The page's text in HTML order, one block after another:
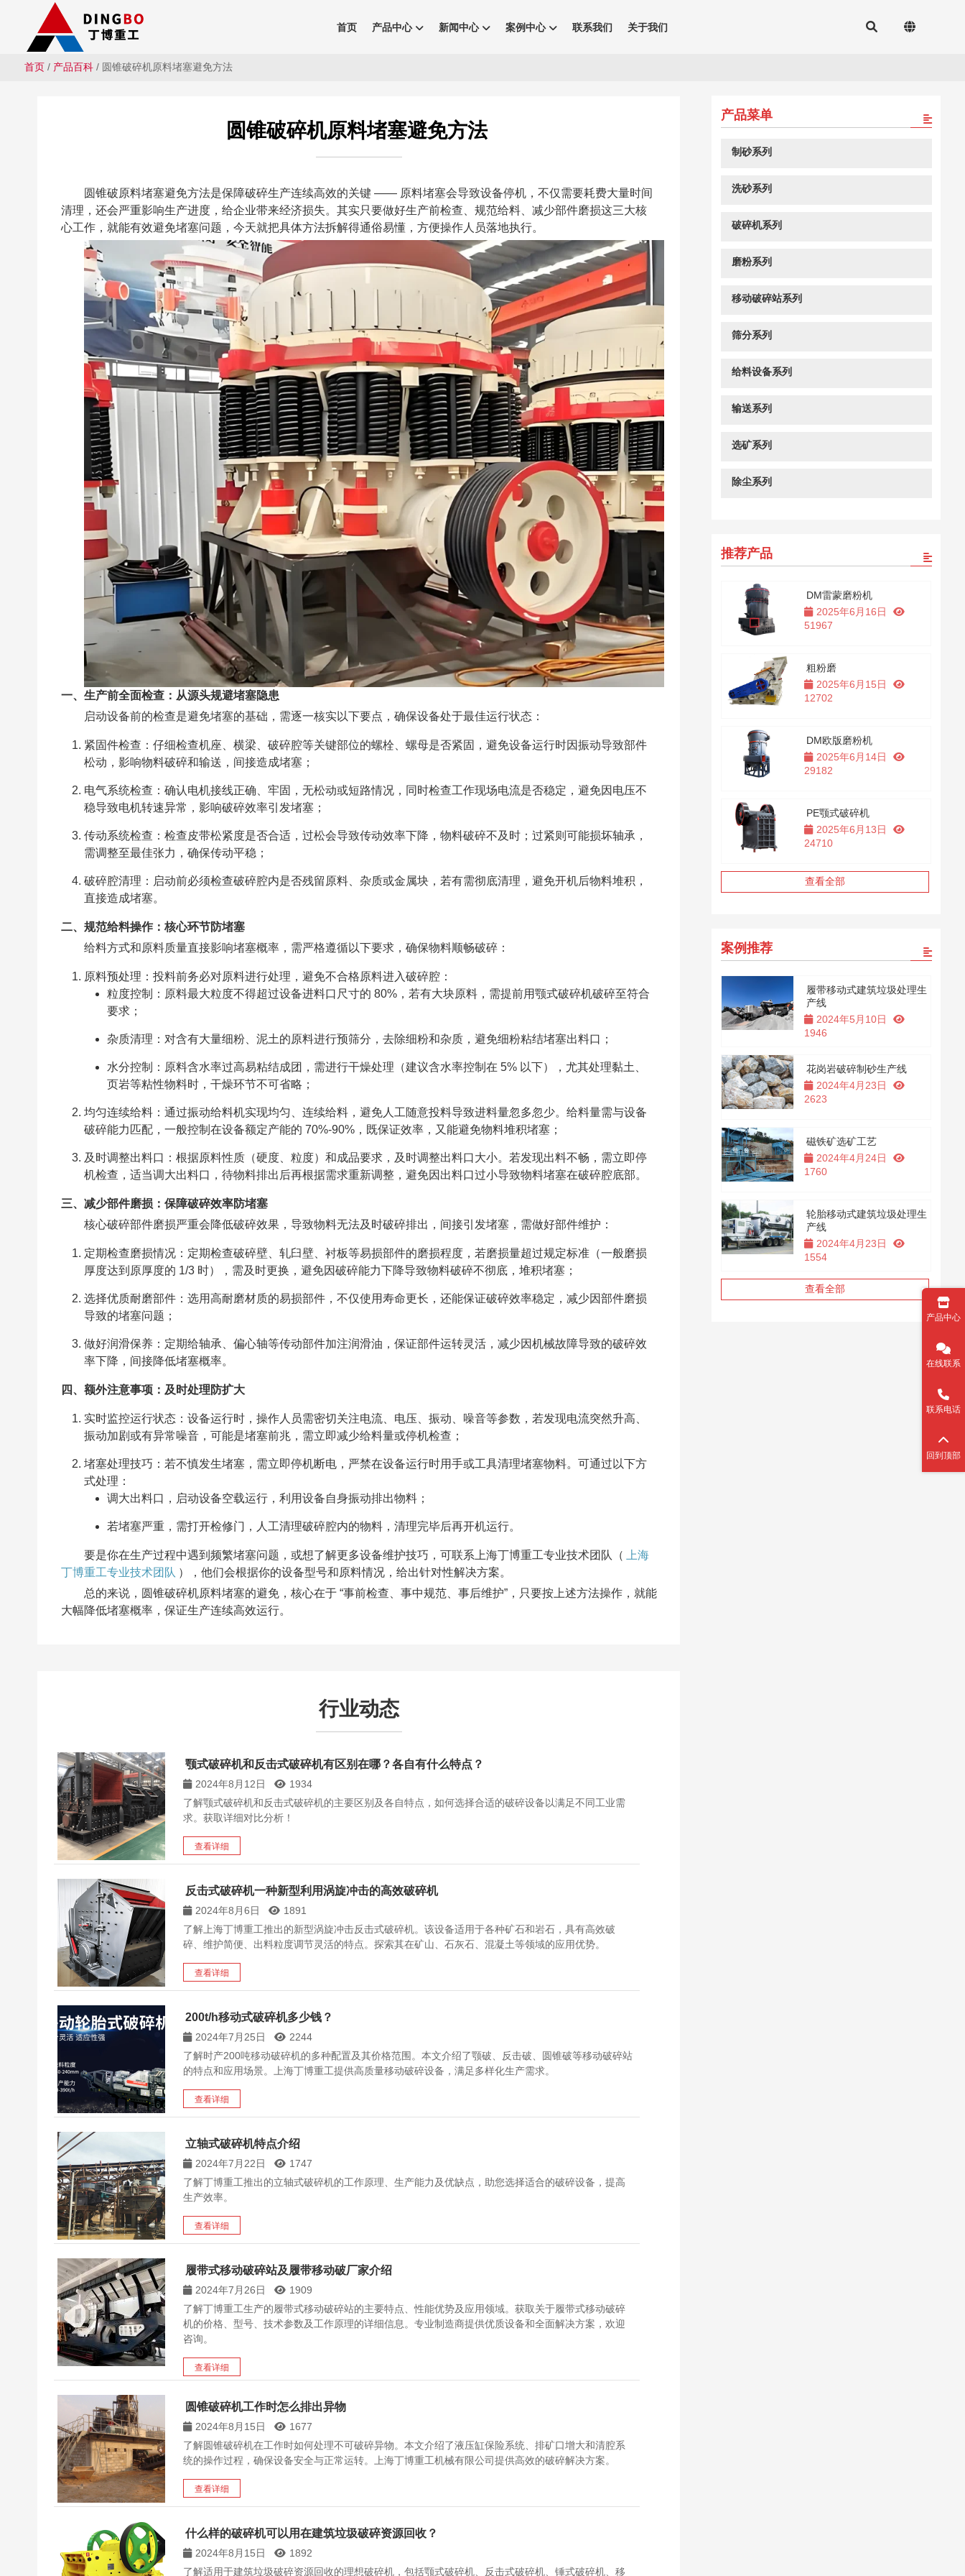
首页 产品中心 新闻中心 案例中心 联系我们 关于我们
首页/ 产品百科/ 圆锥破碎机原料堵塞避免方法
圆锥破碎机原料堵塞避免方法
圆锥破原料堵塞避免方法是保障破碎生产连续高效的关键 —— 原料堵塞会导致设备停机，不仅需要耗费大量时间
清理，还会严重影响生产进度，给企业带来经济损失。其实只要做好生产前检查、规范给料、减少部件磨损这三大核
心工作，就能有效避免堵塞问题，今天就把具体方法拆解得通俗易懂，方便操作人员落地执行。
一、生产前全面检查：从源头规避堵塞隐患
启动设备前的检查是避免堵塞的基础，需逐一核实以下要点，确保设备处于最佳运行状态：
紧固件检查：仔细检查机座、横梁、破碎腔等关键部位的螺栓、螺母是否紧固，避免设备运行时因振动导致部件
松动，影响物料破碎和输送，间接造成堵塞；
电气系统检查：确认电机接线正确、牢固，无松动或短路情况，同时检查工作现场电流是否稳定，避免因电压不
稳导致电机转速异常，影响破碎效率引发堵塞；
传动系统检查：检查皮带松紧度是否合适，过松会导致传动效率下降，物料破碎不及时；过紧则可能损坏轴承，
需调整至最佳张力，确保传动平稳；
破碎腔清理：启动前必须检查破碎腔内是否残留原料、杂质或金属块，若有需彻底清理，避免开机后物料堆积，
直接造成堵塞。
二、规范给料操作：核心环节防堵塞
给料方式和原料质量直接影响堵塞概率，需严格遵循以下要求，确保物料顺畅破碎：
原料预处理：投料前务必对原料进行处理，避免不合格原料进入破碎腔：
粒度控制：原料最大粒度不得超过设备进料口尺寸的 80%，若有大块原料，需提前用颚式破碎机破碎至符合
要求；
杂质清理：对含有大量细粉、泥土的原料进行预筛分，去除细粉和杂质，避免细粉粘结堵塞出料口；
水分控制：原料含水率过高易粘结成团，需进行干燥处理（建议含水率控制在 5% 以下），尤其处理黏土、
页岩等粘性物料时，干燥环节不可省略；
均匀连续给料：通过振动给料机实现均匀、连续给料，避免人工随意投料导致进料量忽多忽少。给料量需与设备
破碎能力匹配，一般控制在设备额定产能的 70%-90%，既保证效率，又能避免物料堆积堵塞；
及时调整出料口：根据原料性质（硬度、粒度）和成品要求，及时调整出料口大小。若发现出料不畅，需立即停
机检查，适当调大出料口，待物料排出后再根据需求重新调整，避免因出料口过小导致物料堵塞在破碎腔底部。
三、减少部件磨损：保障破碎效率防堵塞
核心破碎部件磨损严重会降低破碎效果，导致物料无法及时破碎排出，间接引发堵塞，需做好部件维护：
定期检查磨损情况：定期检查破碎壁、轧臼壁、衬板等易损部件的磨损程度，若磨损量超过规定标准（一般磨损
厚度达到原厚度的 1/3 时），需及时更换，避免因破碎能力下降导致物料破碎不彻底，堆积堵塞；
选择优质耐磨部件：选用高耐磨材质的易损部件，不仅使用寿命更长，还能保证破碎效率稳定，减少因部件磨损
导致的堵塞问题；
做好润滑保养：定期给轴承、偏心轴等传动部件加注润滑油，保证部件运转灵活，减少因机械故障导致的破碎效
率下降，间接降低堵塞概率。
四、额外注意事项：及时处理防扩大
实时监控运行状态：设备运行时，操作人员需密切关注电流、电压、振动、噪音等参数，若发现电流突然升高、
振动加剧或有异常噪音，可能是堵塞前兆，需立即减少给料量或停机检查；
堵塞处理技巧：若不慎发生堵塞，需立即停机断电，严禁在设备运行时用手或工具清理堵塞物料。可通过以下方
式处理：
调大出料口，启动设备空载运行，利用设备自身振动排出物料；
若堵塞严重，需打开检修门，人工清理破碎腔内的物料，清理完毕后再开机运行。
要是你在生产过程中遇到频繁堵塞问题，或想了解更多设备维护技巧，可联系上海丁博重工专业技术团队（
上海
丁博重工专业技术团队 ），他们会根据你的设备型号和原料情况，给出针对性解决方案。
总的来说，圆锥破碎机原料堵塞的避免，核心在于 “事前检查、事中规范、事后维护”，只要按上述方法操作，就能
大幅降低堵塞概率，保证生产连续高效运行。
行业动态
颚式破碎机和反击式破碎机有区别在哪？各自有什么特点？
2024年8月12日
1934
了解颚式破碎机和反击式破碎机的主要区别及各自特点，如何选择合适的破碎设备以满足不同工业需
求。获取详细对比分析！
查看详细
反击式破碎机一种新型利用涡旋冲击的高效破碎机
2024年8月6日
1891
了解上海丁博重工推出的新型涡旋冲击反击式破碎机。该设备适用于各种矿石和岩石，具有高效破
碎、维护简便、出料粒度调节灵活的特点。探索其在矿山、石灰石、混凝土等领域的应用优势。
查看详细
200t/h移动式破碎机多少钱？
2024年7月25日
2244
了解时产200吨移动破碎机的多种配置及其价格范围。本文介绍了颚破、反击破、圆锥破等移动破碎站
的特点和应用场景。上海丁博重工提供高质量移动破碎设备，满足多样化生产需求。
查看详细
立轴式破碎机特点介绍
2024年7月22日
1747
了解丁博重工推出的立轴式破碎机的工作原理、生产能力及优缺点，助您选择适合的破碎设备，提高
生产效率。
查看详细
履带式移动破碎站及履带移动破厂家介绍
2024年7月26日
1909
了解丁博重工生产的履带式移动破碎站的主要特点、性能优势及应用领域。获取关于履带式移动破碎
机的价格、型号、技术参数及工作原理的详细信息。专业制造商提供优质设备和全面解决方案，欢迎
咨询。
查看详细
圆锥破碎机工作时怎么排出异物
2024年8月15日
1677
了解圆锥破碎机在工作时如何处理不可破碎异物。本文介绍了液压缸保险系统、排矿口增大和清腔系
统的操作过程，确保设备安全与正常运转。上海丁博重工机械有限公司提供高效的破碎解决方案。
查看详细
什么样的破碎机可以用在建筑垃圾破碎资源回收？
2024年8月15日
1892
了解适用于建筑垃圾破碎资源回收的理想破碎机，包括颚式破碎机、反击式破碎机、锤式破碎机、移
产品菜单
制砂系列
洗砂系列
破碎机系列
磨粉系列
移动破碎站系列
筛分系列
给料设备系列
输送系列
选矿系列
除尘系列
推荐产品
DM雷蒙磨粉机
2025年6月16日
51967
粗粉磨
2025年6月15日
12702
DM欧版磨粉机
2025年6月14日
29182
PE颚式破碎机
2025年6月13日
24710
查看全部
案例推荐
履带移动式建筑垃圾处理生
产线
2024年5月10日
1946
花岗岩破碎制砂生产线
2024年4月23日
2623
磁铁矿选矿工艺
2024年4月24日
1760
轮胎移动式建筑垃圾处理生
产线
2024年4月23日
1554
查看全部
产品中心
在线联系
联系电话
回到顶部